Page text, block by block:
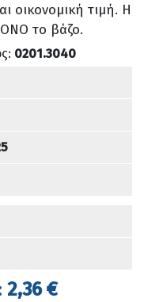
οικονομική τιμή. Η
το βάζο.
0201.3040
2,36 €